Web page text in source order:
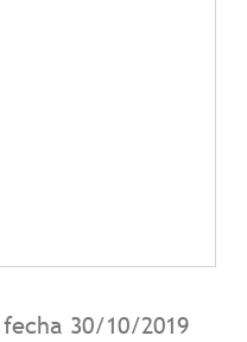
30/10/2019